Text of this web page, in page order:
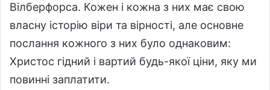
Вілберфорса. Кожен і кожна з них має свою
власну історію віри та вірності, але основне
послання кожного з них було однаковим:
Христос гідний і вартий будь-якої ціни, яку ми
повинні заплатити.